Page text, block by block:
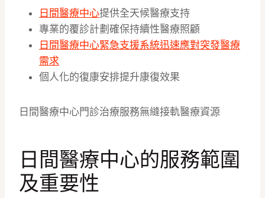
日間醫療中心提供全天候醫療支持
專業的覆診計劃確保持續性醫療照顧
日間醫療中心緊急支援系統迅速應對突發醫療
需求
個人化的復康安排提升康復效果
日間醫療中心門診治療服務無縫接軌醫療資源
日間醫療中心的服務範圍
及重要性